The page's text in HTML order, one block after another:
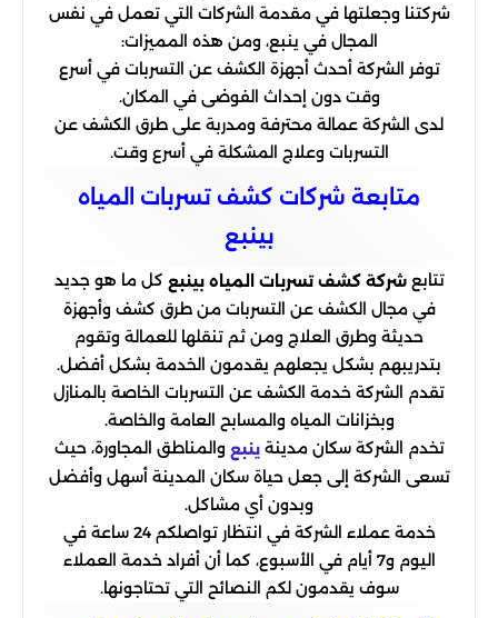
شركتنا وجعلتها في مقدمة الشركات التي تعمل في نفس
المجال في ينبع، ومن هذه المميزات:
توفر الشركة أحدث أجهزة الكشف عن التسربات في أسرع
وقت دون إحداث الفوضى في المكان.
لدى الشركة عمالة محترفة ومدربة على طرق الكشف عن
التسربات وعلاج المشكلة في أسرع وقت.
متابعة شركات كشف تسربات المياه
بينبع
تتابعشركة كشف تسربات المياه بينبع كل ما هو جديد
في مجال الكشف عن التسربات من طرق كشف وأجهزة
حديثة وطرق العلاج ومن ثم تنقلها للعمالة وتقوم
بتدريبهم بشكل يجعلهم يقدمون الخدمة بشكل أفضل.
تقدم الشركة خدمة الكشف عن التسربات الخاصة بالمنازل
وبخزانات المياه والمسابح العامة والخاصة.
تخدم الشركة سكان مدينةينبع والمناطق المجاورة، حيث
تسعى الشركة إلى جعل حياة سكان المدينة أسهل وأفضل
وبدون أي مشاكل.
خدمة عملاء الشركة في انتظار تواصلكم 24 ساعة في
اليوم و7 أيام في الأسبوع، كما أن أفراد خدمة العملاء
سوف يقدمون لكم النصائح التي تحتاجونها.